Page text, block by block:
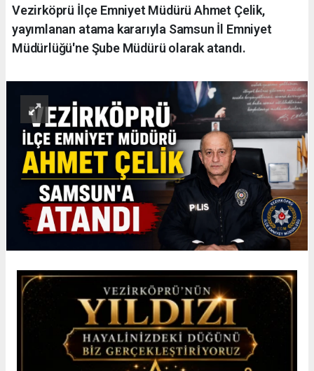
Vezirköprü İlçe Emniyet Müdürü Ahmet Çelik,
yayımlanan atama kararıyla Samsun İl Emniyet
Müdürlüğü'ne Şube Müdürü olarak atandı.